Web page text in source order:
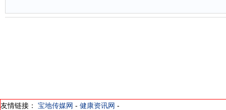
友情链接： 宝地传媒网 - 健康资讯网 -